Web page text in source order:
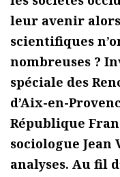
leur avenir
scientifiques
nombreuses ?
spéciale des
d’Aix-en-
République
sociologue
analyses. Au fil